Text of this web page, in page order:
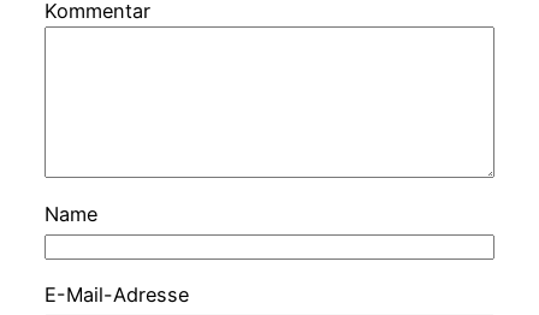
Kommentar
Name
E-Mail-Adresse